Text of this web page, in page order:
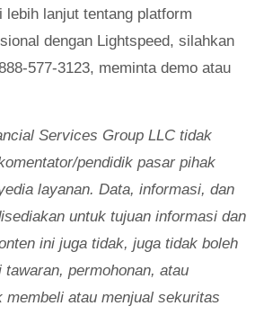
lebih lanjut tentang platform
dengan Lightspeed, silahkan
577-3123, meminta demo atau
Services Group LLC tidak
pendidik pasar pihak
layanan. Data, informasi, dan
untuk tujuan informasi dan
ini juga tidak, juga tidak boleh
permohonan, atau
membeli atau menjual sekuritas